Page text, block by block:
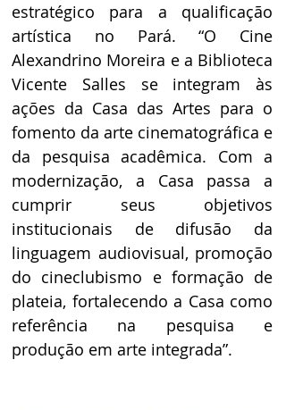
estratégico para a qualificação
artística no Pará. “O Cine
Alexandrino Moreira e a Biblioteca
Vicente Salles se integram às
ações da Casa das Artes para o
fomento da arte cinematográfica e
da pesquisa acadêmica. Com a
modernização, a Casa passa a
cumprir seus objetivos
institucionais de difusão da
linguagem audiovisual, promoção
do cineclubismo e formação de
plateia, fortalecendo a Casa como
referência na pesquisa e
produção em arte integrada”.